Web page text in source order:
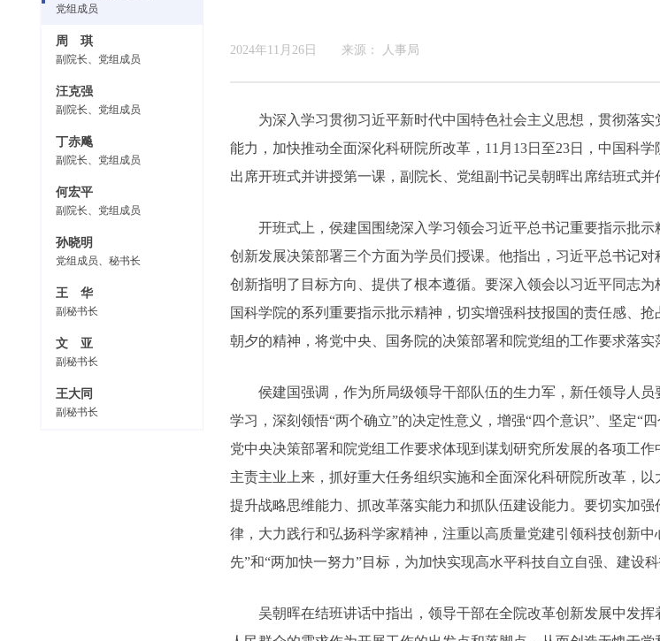
党组成员
周 琪
副院长、党组成员
汪克强
副院长、党组成员
丁赤飚
副院长、党组成员
何宏平
副院长、党组成员
孙晓明
党组成员、秘书长
王 华
副秘书长
文 亚
副秘书长
王大同
副秘书长
2024年11月26日 来源： 人事局
为深入学习贯彻习近平新时代中国特色社会主义思想，贯彻落
能力，加快推动全面深化科研院所改革，11月13日至23日，中国科
出席开班式并讲授第一课，副院长、党组副书记吴朝晖出席结班式
开班式上，侯建国围绕深入学习领会习近平总书记重要指示批
创新发展决策部署三个方面为学员们授课。他指出，习近平总书记
创新指明了目标方向、提供了根本遵循。要深入领会以习近平同志
国科学院的系列重要指示批示精神，切实增强科技报国的责任感、
朝夕的精神，将党中央、国务院的决策部署和院党组的工作要求落
侯建国强调，作为所局级领导干部队伍的生力军，新任领导人
学习，深刻领悟“两个确立”的决定性意义，增强“四个意识”、坚定“
党中央决策部署和院党组工作要求体现到谋划研究所发展的各项工
主责主业上来，抓好重大任务组织实施和全面深化科研院所改革，
提升战略思维能力、抓改革落实能力和抓队伍建设能力。要切实加
律，大力践行和弘扬科学家精神，注重以高质量党建引领科技创新
先”和“两加快一努力”目标，为加快实现高水平科技自立自强、建设
吴朝晖在结班讲话中指出，领导干部在全院改革创新发展中发